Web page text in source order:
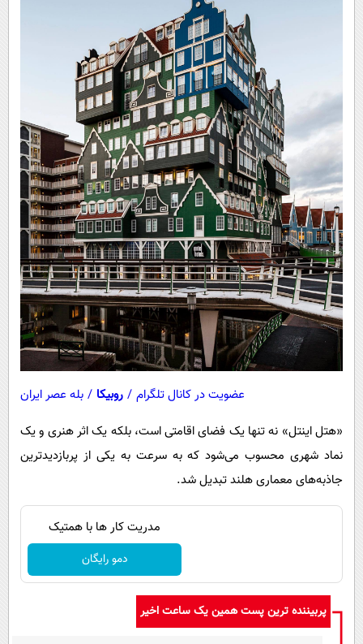
عضویت در کانال تلگرام / روبیکا / بله عصر ایران
«هتل اینتل» نه تنها یک فضای اقامتی است، بلکه یک اثر هنری و یک
نماد شهری محسوب می‌شود که به سرعت به یکی از پربازدیدترین
جاذبه‌های معماری هلند تبدیل شد.
مدریت کار ها با همتیک
دمو رایگان
پربیننده ترین پست همین یک ساعت اخیر